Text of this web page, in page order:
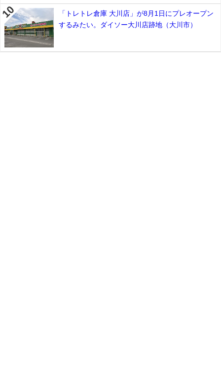
「トレトレ倉庫 大川店」が8月1日にプレオープン
するみたい。ダイソー大川店跡地（大川市）